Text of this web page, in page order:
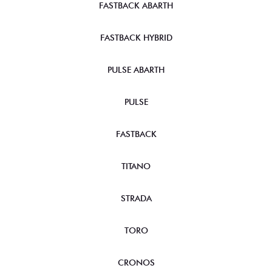
FASTBACK ABARTH
FASTBACK HYBRID
PULSE ABARTH
PULSE
FASTBACK
TITANO
STRADA
TORO
CRONOS